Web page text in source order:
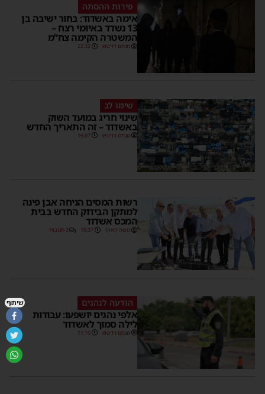
פירות ההסתה
אימה באשדוד: בחור ישיבה בן
13 נשדד באיומי רצח –
המשטרה הקימה צח”מ
מנחם דויטש 22:32
שימו לב
שינוי חריג במועד השוק
באשדוד – זה התאריך החדש
מנחם דויטש 16:07
רשות המסים הניחה אבן פינה
למתקן הבידוק החדש בבית
המכס אשדוד
משה קאהן 15:37 2 תגובות
הודעה לנהגים
אלפי נהגים יושפעו: עבודות
לילה סמוך לאשדוד
מנחם דויטש 11:10
שיתוף